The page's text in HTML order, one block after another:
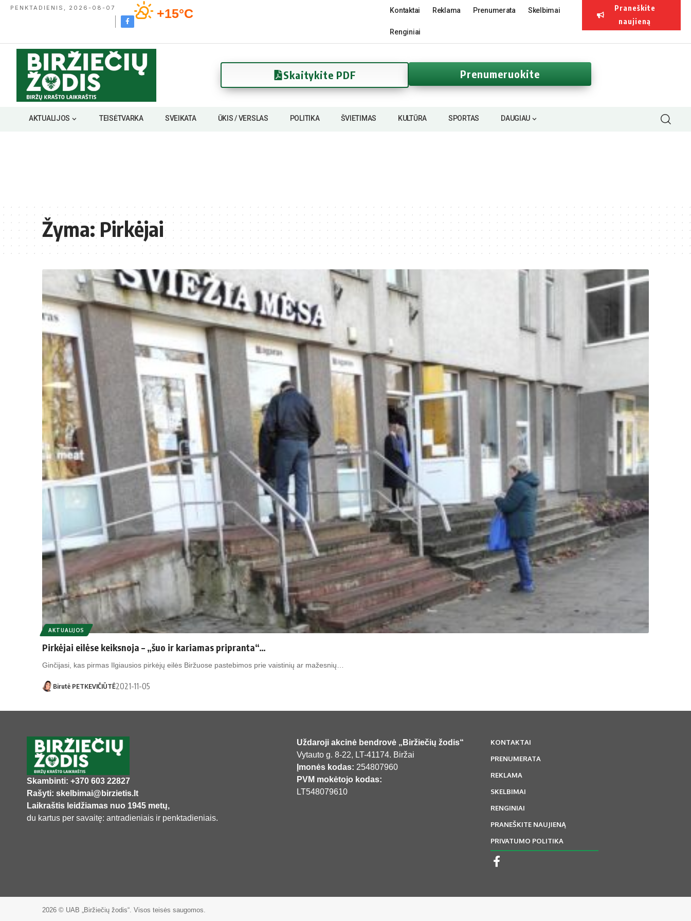
PENKTADIENIS, 2026-08-07 +15°C Kontaktai Reklama Prenumerata Skelbimai
Renginiai
Praneškite
naujieną
Skaitykite PDF Prenumeruokite
AKTUALIJOS TEISĖTVARKA SVEIKATA ŪKIS / VERSLAS POLITIKA ŠVIETIMAS KULTŪRA SPORTAS DAUGIAU
Žyma:Pirkėjai
AKTUALIJOS
Pirkėjai eilėse keiksnoja – „šuo ir kariamas pripranta“…
Ginčijasi, kas pirmas Ilgiausios pirkėjų eilės Biržuose pastebimos prie vaistinių ar mažesnių…
Birutė PETKEVIČIŪTĖ2021-11-05
Skambinti: +370 603 22827
Rašyti: skelbimai@birzietis.lt
Laikraštis leidžiamas nuo 1945 metų,
du kartus per savaitę: antradieniais ir penktadieniais.
Uždaroji akcinė bendrovė „Biržiečių žodis“
Vytauto g. 8-22, LT-41174. Biržai
Įmonės kodas: 254807960
PVM mokėtojo kodas:
LT548079610
KONTAKTAI
PRENUMERATA
REKLAMA
SKELBIMAI
RENGINIAI
PRANEŠKITE NAUJIENĄ
PRIVATUMO POLITIKA
2026 © UAB „Biržiečių žodis“. Visos teisės saugomos.